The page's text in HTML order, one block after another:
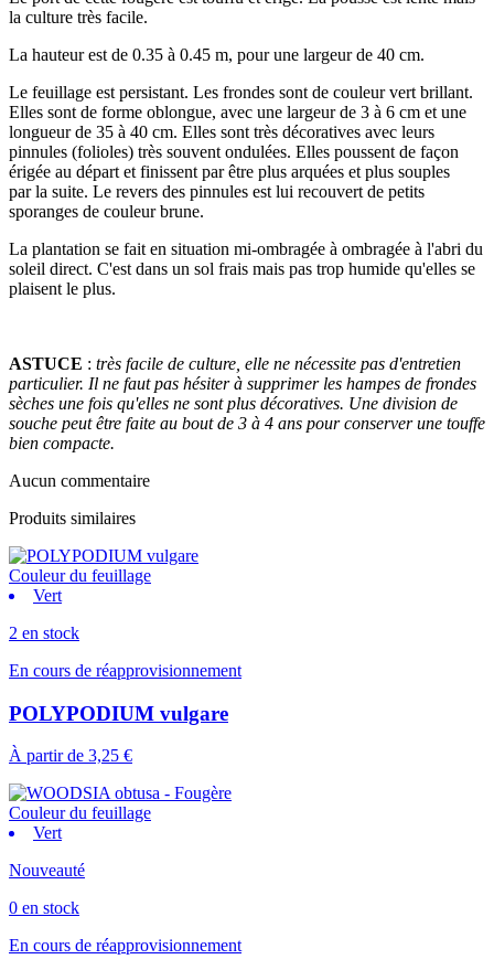
la culture très facile.
La hauteur est de 0.35 à 0.45 m, pour une largeur de 40 cm.
Le feuillage est persistant. Les frondes sont de couleur vert brillant.
Elles sont de forme oblongue, avec une largeur de 3 à 6 cm et une
longueur de 35 à 40 cm. Elles sont très décoratives avec leurs
pinnules (folioles) très souvent ondulées. Elles poussent de façon
érigée au départ et finissent par être plus arquées et plus souples
par la suite. Le revers des pinnules est lui recouvert de petits
sporanges de couleur brune.
La plantation se fait en situation mi-ombragée à ombragée à l'abri du
soleil direct. C'est dans un sol frais mais pas trop humide qu'elles se
plaisent le plus.
ASTUCE : très facile de culture, elle ne nécessite pas d'entretien
particulier. Il ne faut pas hésiter à supprimer les hampes de frondes
sèches une fois qu'elles ne sont plus décoratives. Une division de
souche peut être faite au bout de 3 à 4 ans pour conserver une touffe
bien compacte.
Aucun commentaire
Produits similaires
Couleur du feuillage
Vert
2 en stock
En cours de réapprovisionnement
POLYPODIUM vulgare
À partir de 3,25 €
Couleur du feuillage
Vert
Nouveauté
0 en stock
En cours de réapprovisionnement